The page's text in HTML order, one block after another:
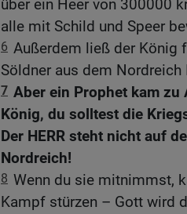
über ein Heer von 300000
alle mit Schild und Speer
6 Außerdem ließ der König
Söldner aus dem Nordreich
7 Aber ein Prophet kam zu
König, du solltest die
Der HERR steht nicht auf
Nordreich!
8 Wenn du sie mitnimmst,
Kampf stürzen – Gott wird